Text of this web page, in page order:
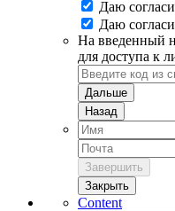
Даю
Даю
На введенный
для доступа к
Дальше
Назад
Завершить
Закрыть
Content